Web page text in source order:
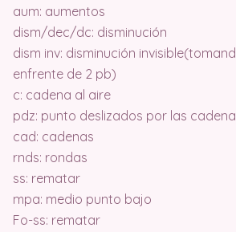
aum: aumentos
dism/dec/dc: disminución
dism inv: disminución
enfrente de 2 pb)
c: cadena al aire
pdz: punto deslizados por las
cad: cadenas
rnds: rondas
ss: rematar
mpa: medio punto bajo
Fo-ss: rematar